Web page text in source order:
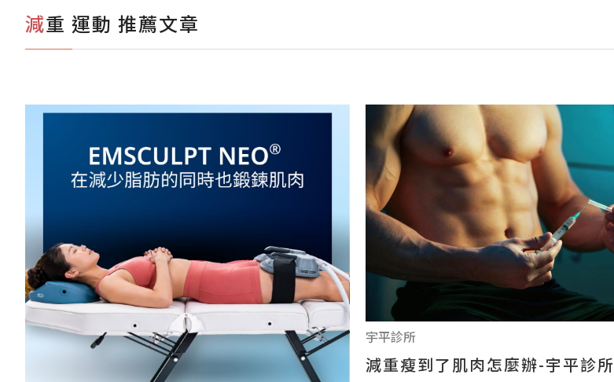
減重 運動 推薦文章
宇平診所
減重瘦到了肌肉怎麼辦-宇平診所